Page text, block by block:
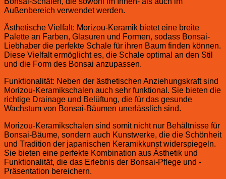
Außenbereich verwendet werden.
Ästhetische Vielfalt: Morizou-Keramik bietet eine breite
Palette an Farben, Glasuren und Formen, sodass Bonsai-
Liebhaber die perfekte Schale für ihren Baum finden können.
Diese Vielfalt ermöglicht es, die Schale optimal an den Stil
und die Form des Bonsai anzupassen.
Funktionalität: Neben der ästhetischen Anziehungskraft sind
Morizou-Keramikschalen auch sehr funktional. Sie bieten die
richtige Drainage und Belüftung, die für das gesunde
Wachstum von Bonsai-Bäumen unerlässlich sind.
Morizou-Keramikschalen sind somit nicht nur Behältnisse für
Bonsai-Bäume, sondern auch Kunstwerke, die die Schönheit
und Tradition der japanischen Keramikkunst widerspiegeln.
Sie bieten eine perfekte Kombination aus Ästhetik und
Funktionalität, die das Erlebnis der Bonsai-Pflege und -
Präsentation bereichern.